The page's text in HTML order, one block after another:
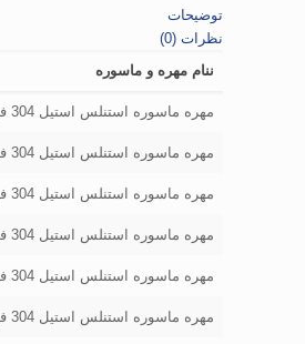
توضیحات
نظرات (0)
ننام مهره و ماسوره
مهره ماسوره استنلس استیل 304 فورج دنده کلاس 3000 سایز 1/4 اینچ
مهره ماسوره استنلس استیل 304 فورج دنده کلاس 3000 سایز 3/8 اینچ
مهره ماسوره استنلس استیل 304 فورج دنده کلاس 3000 سایز 1/2 اینچ
مهره ماسوره استنلس استیل 304 فورج دنده کلاس 3000 سایز 3/4 اینچ
مهره ماسوره استنلس استیل 304 فورج دنده کلاس 3000 سایز 1 اینچ
مهره ماسوره استنلس استیل 304 فورج دنده کلاس 3000 سایز 1/4 1 اینچ